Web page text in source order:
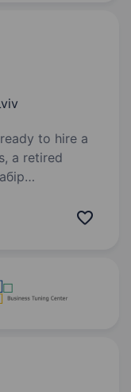
to hire a
a retired